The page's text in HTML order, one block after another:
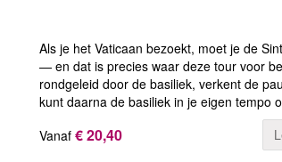
Als je het Vaticaan bezoekt, moet je de
— en dat is precies waar deze tour voor
rondgeleid door de basiliek, verkent de
kunt daarna de basiliek in je eigen tempo
Vanaf € 20,40